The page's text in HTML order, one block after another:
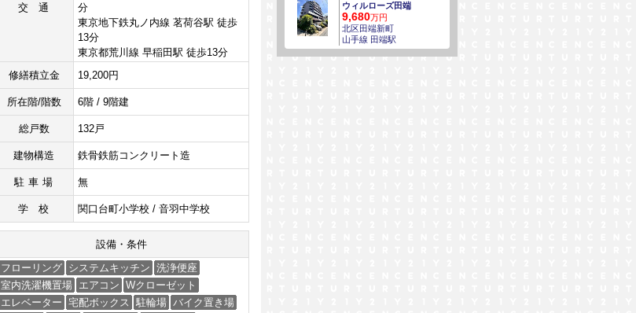
交通
分
東京地下鉄丸ノ内線 茗荷谷駅 徒歩
13分
東京都荒川線 早稲田駅 徒歩13分
修繕積立金
19,200円
所在階/階数 6階 / 9階建
総戸数 132戸
建物構造 鉄骨鉄筋コンクリート造
駐車場 無
学校 関口台町小学校 / 音羽中学校
設備・条件
フローリング システムキッチン 洗浄便座
室内洗濯機置場 エアコン Wクローゼット
エレベーター 宅配ボックス 駐輪場 バイク置き場
ウィルローズ田端
9,680万円
北区田端新町
山手線 田端駅